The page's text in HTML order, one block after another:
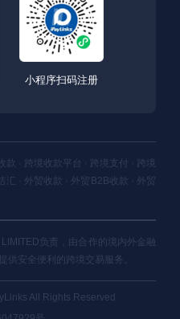
小程序扫码注册
款 · 跨境收款平台 · 跨境支付 · 跨境
· 外贸收款 · 外贸B2B收款 · 外贸
负责，由合作的境内外金融
供安全便利的跨境交易服务。
All Rights Reserved